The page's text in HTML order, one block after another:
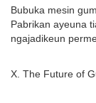
Bubuka mesin
Pabrikan ayeuna
ngajadikeun
X. The Future of